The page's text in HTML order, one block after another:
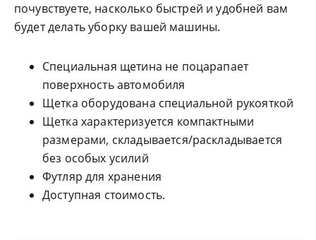
почувствуете, насколько быстрей и удобней вам
будет делать уборку вашей машины.
Специальная щетина не поцарапает
поверхность автомобиля
Щетка оборудована специальной рукояткой
Щетка характеризуется компактными
размерами, складывается/раскладывается
без особых усилий
Футляр для хранения
Доступная стоимость.